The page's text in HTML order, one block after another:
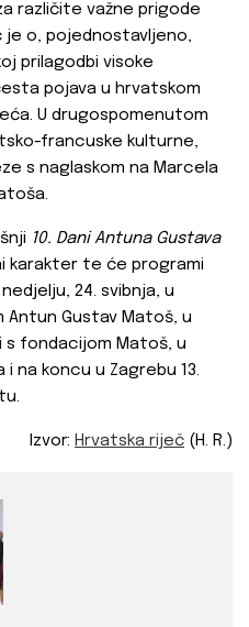
različite važne prigode
je o, pojednostavljeno,
prilagodbi visoke
pojava u hrvatskom
U drugospomenutom
francuske kulturne,
s naglaskom na Marcela
10. Dani Antuna Gustava
karakter te će programi
24. svibnja, u
Antun Gustav Matoš, u
s fondacijom Matoš, u
i na koncu u Zagrebu 13.
Izvor: Hrvatska riječ (H. R.)